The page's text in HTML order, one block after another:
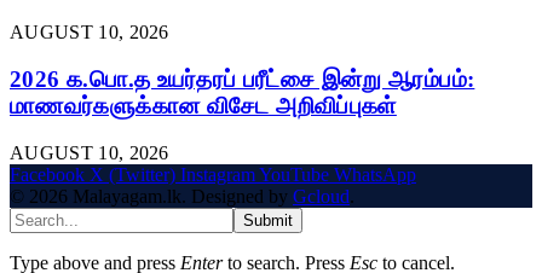
AUGUST 10, 2026
2026 க.பொ.த உயர்தரப் பரீட்சை இன்று ஆரம்பம்:
மாணவர்களுக்கான விசேட அறிவிப்புகள்
AUGUST 10, 2026
Facebook X (Twitter) InstagramYouTube WhatsApp
© 2026 Malayagam.lk. Designed by Gcloud.
Submit
Type above and press Enterto search. Press Esc to cancel.